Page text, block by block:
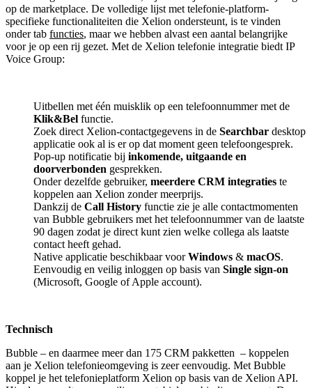
op de marketplace. De volledige lijst met telefonie-platform-
specifieke functionaliteiten die Xelion ondersteunt, is te vinden
onder tab functies, maar we hebben alvast een aantal belangrijke
voor je op een rij gezet. Met de Xelion telefonie integratie biedt IP
Voice Group:
Uitbellen met één muisklik op een telefoonnummer met de
Klik&Bel functie.
Zoek direct Xelion-contactgegevens in de Searchbar desktop
applicatie ook al is er op dat moment geen telefoongesprek.
Pop-up notificatie bij inkomende, uitgaande en
doorverbonden gesprekken.
Onder dezelfde gebruiker, meerdere CRM integraties te
koppelen aan Xelion zonder meerprijs.
Dankzij de Call History functie zie je alle contactmomenten
van Bubble gebruikers met het telefoonnummer van de laatste
90 dagen zodat je direct kunt zien welke collega als laatste
contact heeft gehad.
Native applicatie beschikbaar voorWindows & macOS.
Eenvoudig en veilig inloggen op basis van Single sign-on
(Microsoft, Google of Apple account).
Technisch
Bubble – en daarmee meer dan 175 CRM pakketten – koppelen
aan je Xelion telefonieomgeving is zeer eenvoudig. Met Bubble
koppel je het telefonieplatform Xelion op basis van de Xelion API.